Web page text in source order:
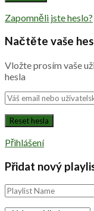
Zapomněli jste heslo?
Načtěte vaše
Vložte prosím vaše
hesla
Přihlášení
Přidat nový